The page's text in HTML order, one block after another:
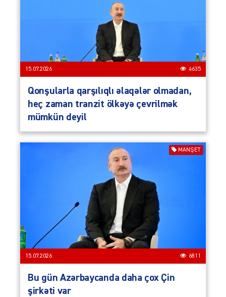
15.07.2026 4635
Qonşularla qarşılıqlı əlaqələr olmadan,
heç zaman tranzit ölkəyə çevrilmək
mümkün deyil
MANŞET
15.07.2026 6811
Bu gün Azərbaycanda daha çox Çin
şirkəti var